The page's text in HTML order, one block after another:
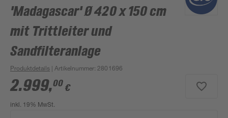
'Madagascar' Ø 420 x 150 cm
mit Trittleiter und
Sandfilteranlage
Produktdetails | Artikelnummer: 2801696
2.999,00 €
inkl. 19% MwSt.